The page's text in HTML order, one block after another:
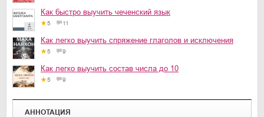
Как быстро выучить чеченский язык
5 11
Как легко выучить спряжение глаголов и исключения
5 9
Как легко выучить состав числа до 10
5 9
АННОТАЦИЯ